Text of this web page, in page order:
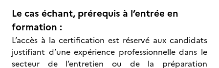
Le cas échant, prérequis à l’entrée en
formation :
L’accès à la certification est réservé aux candidats
justifiant d’une expérience professionnelle dans le
secteur de l’entretien ou de la préparation